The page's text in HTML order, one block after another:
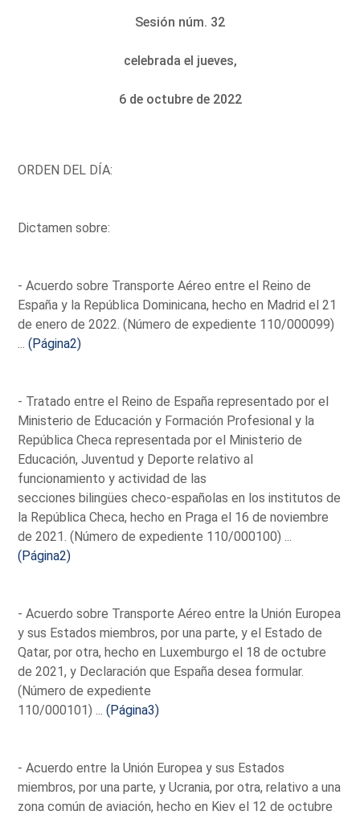
Sesión núm. 32
celebrada el jueves,
6 de octubre de 2022
ORDEN DEL DÍA:
Dictamen sobre:
- Acuerdo sobre Transporte Aéreo entre el Reino de
España y la República Dominicana, hecho en Madrid el 21
de enero de 2022. (Número de expediente 110/000099)
...(Página2)
- Tratado entre el Reino de España representado por el
Ministerio de Educación y Formación Profesional y la
República Checa representada por el Ministerio de
Educación, Juventud y Deporte relativo al
funcionamiento y actividad de las
secciones bilingües checo-españolas en los institutos de
la República Checa, hecho en Praga el 16 de noviembre
de 2021. (Número de expediente 110/000100) ...
(Página2)
- Acuerdo sobre Transporte Aéreo entre la Unión Europea
y sus Estados miembros, por una parte, y el Estado de
Qatar, por otra, hecho en Luxemburgo el 18 de octubre
de 2021, y Declaración que España desea formular.
(Número de expediente
110/000101) ...(Página3)
- Acuerdo entre la Unión Europea y sus Estados
miembros, por una parte, y Ucrania, por otra, relativo a una
zona común de aviación, hecho en Kiev el 12 de octubre